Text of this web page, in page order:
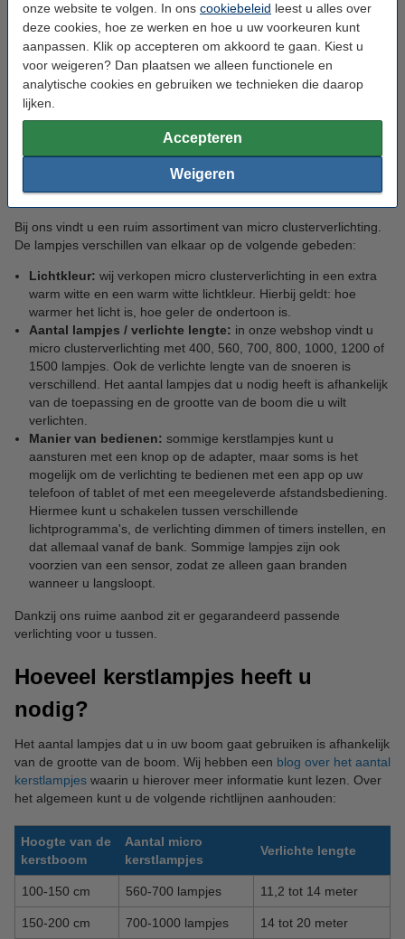
onze website te volgen. In ons cookiebeleid leest u alles over
deze cookies, hoe ze werken en hoe u uw voorkeuren kunt
aanpassen. Klik op accepteren om akkoord te gaan. Kiest u
voor weigeren? Dan plaatsen we alleen functionele en
analytische cookies en gebruiken we technieken die daarop
lijken.
Accepteren
Weigeren
Micro clusterverlichting:ongeveer 50 led lampjes per meter.
Clusterverlichting: ongeveer 140 led lampjes per meter.
Het type kerstverlichting dat u kiest is bepalend voor de manier
waarop uw kerstboom verlicht wordt. Door het verschillende
aantal lampjes zorgen de snoeren ervoor dat uw boom ofwel
subtiel ofwel rijkelijk verlicht wordt.
Micro clusterverlichting: een ruim
assortiment
Bij ons vindt u een ruim assortiment van micro clusterverlichting.
De lampjes verschillen van elkaar op de volgende gebeden:
Lichtkleur: wij verkopen micro clusterverlichting in een extra
warm witte en een warm witte lichtkleur. Hierbij geldt: hoe
warmer het licht is, hoe geler de ondertoon is.
Aantal lampjes / verlichte lengte: in onze webshop vindt u
micro clusterverlichting met 400, 560, 700, 800, 1000, 1200 of
1500 lampjes. Ook de verlichte lengte van de snoeren is
verschillend. Het aantal lampjes dat u nodig heeft is afhankelijk
van de toepassing en de grootte van de boom die u wilt
verlichten.
Manier van bedienen: sommige kerstlampjes kunt u
aansturen met een knop op de adapter, maar soms is het
mogelijk om de verlichting te bedienen met een app op uw
telefoon of tablet of met een meegeleverde afstandsbediening.
Hiermee kunt u schakelen tussen verschillende
lichtprogramma's, de verlichting dimmen of timers instellen, en
dat allemaal vanaf de bank. Sommige lampjes zijn ook
voorzien van een sensor, zodat ze alleen gaan branden
wanneer u langsloopt.
Dankzij ons ruime aanbod zit er gegarandeerd passende
verlichting voor u tussen.
Hoeveel kerstlampjes heeft u
nodig?
Het aantal lampjes dat u in uw boom gaat gebruiken is afhankelijk
van de grootte van de boom. Wij hebben een blog over het aantal
kerstlampjes waarin u hierover meer informatie kunt lezen. Over
het algemeen kunt u de volgende richtlijnen aanhouden:
Hoogte van de
kerstboom
Aantal micro
kerstlampjes
Verlichte lengte
100-150 cm 560-700 lampjes 11,2 tot 14 meter
150-200 cm 700-1000 lampjes 14 tot 20 meter